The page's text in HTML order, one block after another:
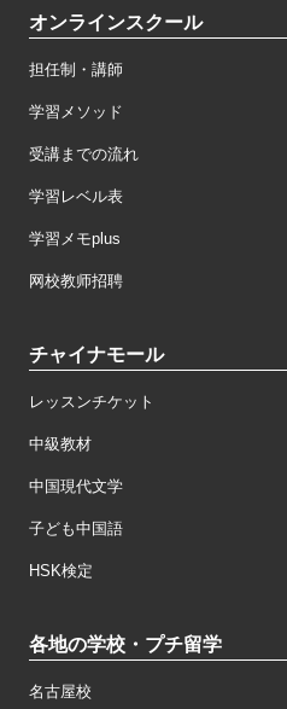
オンラインスクール
担任制・講師
学習メソッド
受講までの流れ
学習レベル表
学習メモplus
网校教师招聘
チャイナモール
レッスンチケット
中級教材
中国現代文学
子ども中国語
HSK検定
各地の学校・プチ留学
名古屋校